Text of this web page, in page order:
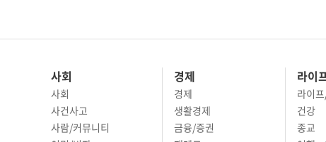
사회
사회
사건사고
사람/커뮤니티
경제
경제
생활경제
금융/증권
라이
라이
건강
종교